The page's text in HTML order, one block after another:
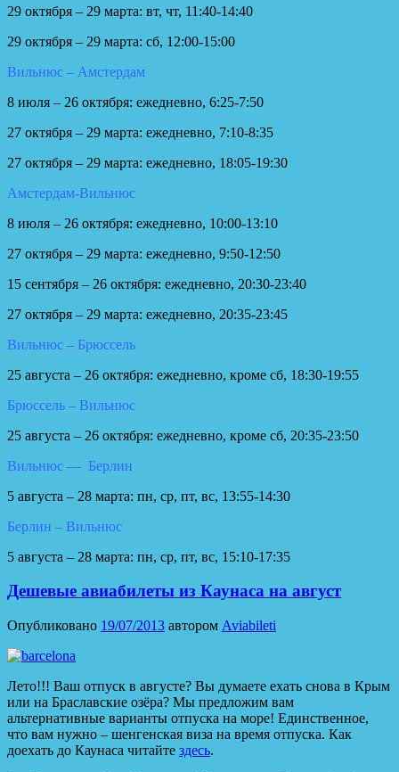
29 октября – 29 марта: вт, чт, 11:40-14:40
29 октября – 29 марта: сб, 12:00-15:00
Вильнюс – Амстердам
8 июля – 26 октября: ежедневно, 6:25-7:50
27 октября – 29 марта: ежедневно, 7:10-8:35
27 октября – 29 марта: ежедневно, 18:05-19:30
Амстердам-Вильнюс
8 июля – 26 октября: ежедневно, 10:00-13:10
27 октября – 29 марта: ежедневно, 9:50-12:50
15 сентября – 26 октября: ежедневно, 20:30-23:40
27 октября – 29 марта: ежедневно, 20:35-23:45
Вильнюс – Брюссель
25 августа – 26 октября: ежедневно, кроме сб, 18:30-19:55
Брюссель – Вильнюс
25 августа – 26 октября: ежедневно, кроме сб, 20:35-23:50
Вильнюс — Берлин
5 августа – 28 марта: пн, ср, пт, вс, 13:55-14:30
Берлин – Вильнюс
5 августа – 28 марта: пн, ср, пт, вс, 15:10-17:35
Дешевые авиабилеты из Каунаса на август
Опубликовано 19/07/2013 автором Aviabileti
Лето!!! Ваш отпуск в августе? Вы думаете ехать снова в Крым
или на Браславские озёра? Мы предложим вам
альтернативные варианты отпуска на море! Единственное,
что вам нужно – шенгенская виза на время отпуска. Как
доехать до Каунаса читайте здесь.